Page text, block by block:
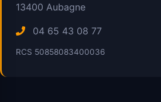
13400 Aubagne
04 65 43 08 77
RCS 50858083400036